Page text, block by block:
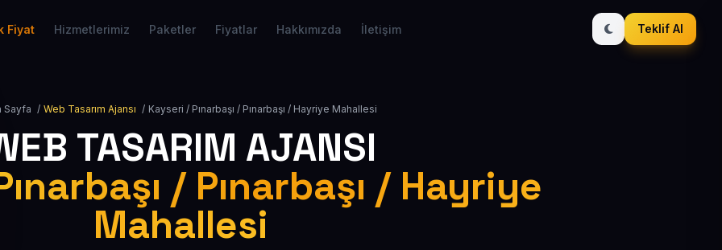
Fiyat Hizmetlerimiz Paketler Fiyatlar Hakkımızda İletişim Teklif Al
Sayfa / Web Tasarım Ajansı / Kayseri / Pınarbaşı / Pınarbaşı / Hayriye Mahallesi
TASARIM AJANSI
/ Pınarbaşı / Hayriye
Mahallesi